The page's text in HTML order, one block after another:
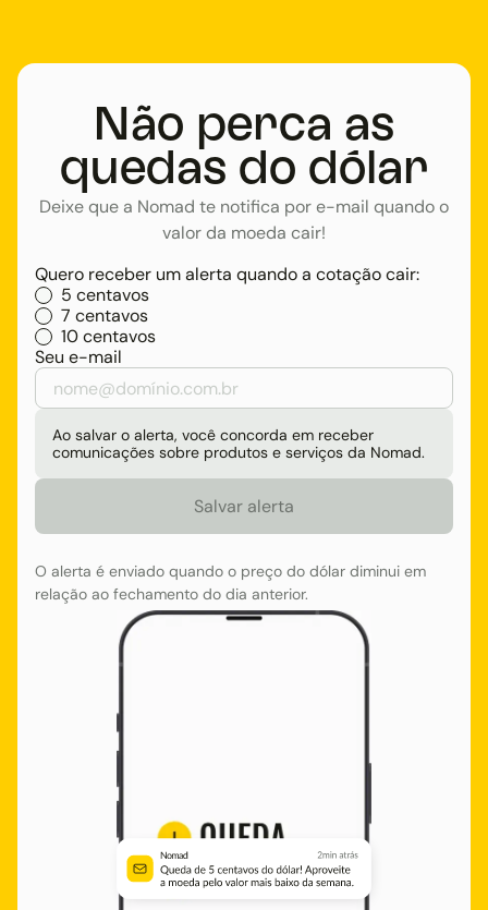
Não perca as
quedas do dólar
Deixe que a Nomad te notifica por e-mail quando o
valor da moeda cair!
Quero receber um alerta quando a cotação cair:
5 centavos
7 centavos
10 centavos
Seu e-mail
Ao salvar o alerta, você concorda em receber
comunicações sobre produtos e serviços da Nomad.
O alerta é enviado quando o preço do dólar diminui em
relação ao fechamento do dia anterior.